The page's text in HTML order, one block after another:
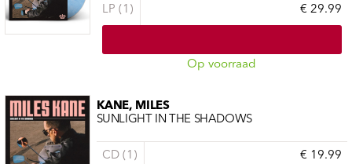
LP (1) € 29.99
Op voorraad
KANE, MILES
SUNLIGHT IN THE SHADOWS
CD (1) € 19.99